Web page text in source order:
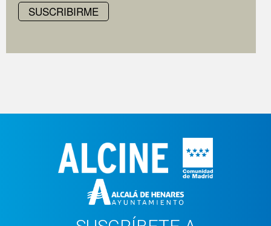
SUSCRIBIRME